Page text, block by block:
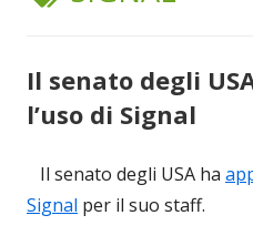
Il senato degli
l’uso di Signal
Il senato degli USA ha
Signal per il suo staff.